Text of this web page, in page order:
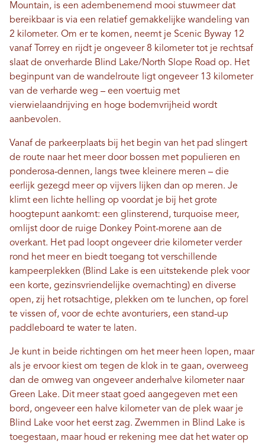
Mountain, is een adembenemend mooi stuwmeer dat
bereikbaar is via een relatief gemakkelijke wandeling van
2 kilometer. Om er te komen, neemt je Scenic Byway 12
vanaf Torrey en rijdt je ongeveer 8 kilometer tot je rechtsaf
slaat de onverharde Blind Lake/North Slope Road op. Het
beginpunt van de wandelroute ligt ongeveer 13 kilometer
van de verharde weg – een voertuig met
vierwielaandrijving en hoge bodemvrijheid wordt
aanbevolen.
Vanaf de parkeerplaats bij het begin van het pad slingert
de route naar het meer door bossen met populieren en
ponderosa-dennen, langs twee kleinere meren – die
eerlijk gezegd meer op vijvers lijken dan op meren. Je
klimt een lichte helling op voordat je bij het grote
hoogtepunt aankomt: een glinsterend, turquoise meer,
omlijst door de ruige Donkey Point-morene aan de
overkant. Het pad loopt ongeveer drie kilometer verder
rond het meer en biedt toegang tot verschillende
kampeerplekken (Blind Lake is een uitstekende plek voor
een korte, gezinsvriendelijke overnachting) en diverse
open, zij het rotsachtige, plekken om te lunchen, op forel
te vissen of, voor de echte avonturiers, een stand-up
paddleboard te water te laten.
Je kunt in beide richtingen om het meer heen lopen, maar
als je ervoor kiest om tegen de klok in te gaan, overweeg
dan de omweg van ongeveer anderhalve kilometer naar
Green Lake. Dit meer staat goed aangegeven met een
bord, ongeveer een halve kilometer van de plek waar je
Blind Lake voor het eerst zag. Zwemmen in Blind Lake is
toegestaan, maar houd er rekening mee dat het water op